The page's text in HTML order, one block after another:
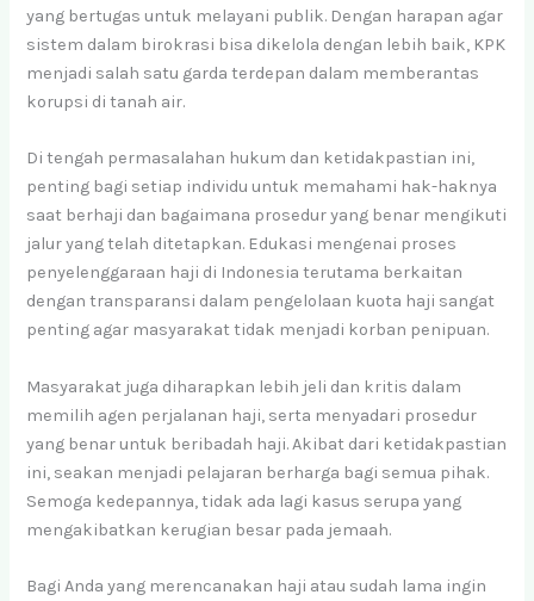
yang bertugas untuk melayani publik. Dengan harapan agar
sistem dalam birokrasi bisa dikelola dengan lebih baik, KPK
menjadi salah satu garda terdepan dalam memberantas
korupsi di tanah air.
Di tengah permasalahan hukum dan ketidakpastian ini,
penting bagi setiap individu untuk memahami hak-haknya
saat berhaji dan bagaimana prosedur yang benar mengikuti
jalur yang telah ditetapkan. Edukasi mengenai proses
penyelenggaraan haji di Indonesia terutama berkaitan
dengan transparansi dalam pengelolaan kuota haji sangat
penting agar masyarakat tidak menjadi korban penipuan.
Masyarakat juga diharapkan lebih jeli dan kritis dalam
memilih agen perjalanan haji, serta menyadari prosedur
yang benar untuk beribadah haji. Akibat dari ketidakpastian
ini, seakan menjadi pelajaran berharga bagi semua pihak.
Semoga kedepannya, tidak ada lagi kasus serupa yang
mengakibatkan kerugian besar pada jemaah.
Bagi Anda yang merencanakan haji atau sudah lama ingin